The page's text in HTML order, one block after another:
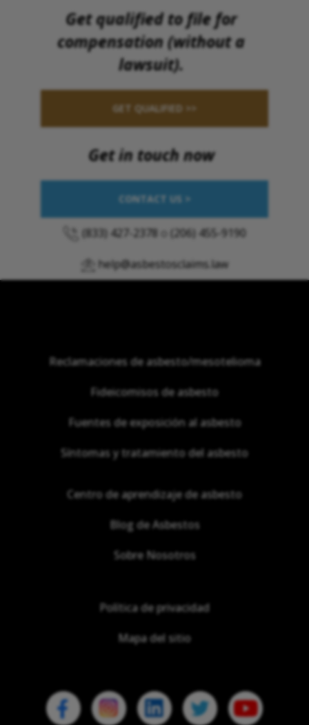
Get qualified to file for
compensation (without a
lawsuit).
GET QUALIFIED >>
Get in touch now
CONTACT US >
(833) 427-2378 (206) 455-9190
help@asbestosclaims.law
Reclamaciones de asbesto/mesotelioma
Fideicomisos de asbesto
Fuentes de exposición al asbesto
Síntomas y tratamiento del asbesto
Centro de aprendizaje de asbesto
Blog de Asbestos
Sobre Nosotros
Política de privacidad
Mapa del sitio